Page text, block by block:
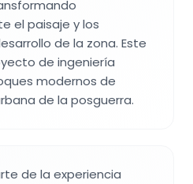
el paisaje y los
de la zona. Este
de ingeniería
modernos de
de la posguerra.
de la experiencia